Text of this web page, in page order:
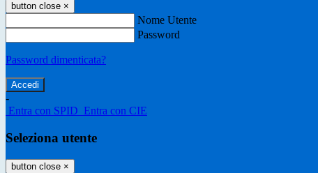
button close ×
Nome Utente
Password
Password dimenticata?
-
Entra con SPID Entra con CIE
Seleziona utente
button close ×